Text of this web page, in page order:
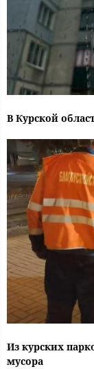
В Курской
Из курских
мусора